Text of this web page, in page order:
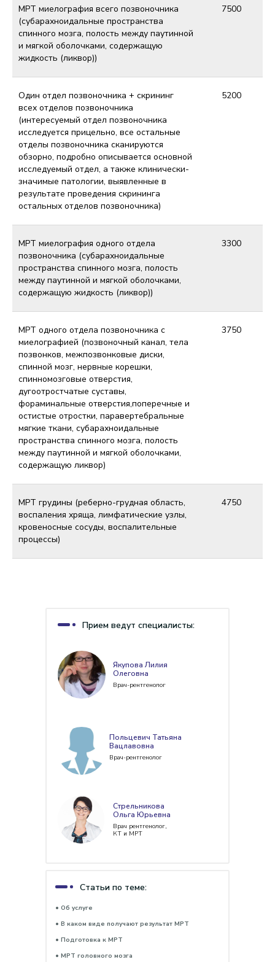
МРТ миелография всего позвоночника
(субарахноидальные пространства
спинного мозга, полость между паутинной
и мягкой оболочками, содержащую
жидкость (ликвор))
7500
Один отдел позвоночника + скрининг
всех отделов позвоночника
(интересуемый отдел позвоночника
исследуется прицельно, все остальные
отделы позвоночника сканируются
обзорно, подробно описывается основной
исследуемый отдел, а также клинически-
значимые патологии, выявленные в
результате проведения скрининга
остальных отделов позвоночника)
5200
МРТ миелография одного отдела
позвоночника (субарахноидальные
пространства спинного мозга, полость
между паутинной и мягкой оболочками,
содержащую жидкость (ликвор))
3300
МРТ одного отдела позвоночника с
миелографией (позвоночный канал, тела
позвонков, межпозвонковые диски,
спинной мозг, нервные корешки,
спинномозговые отверстия,
дугоотростчатые суставы,
фораминальные отверстия,поперечные и
остистые отростки, паравертебральные
мягкие ткани, субарахноидальные
пространства спинного мозга, полость
между паутинной и мягкой оболочками,
содержащую ликвор)
3750
МРТ грудины (реберно-грудная область,
воспаления хряща, лимфатические узлы,
кровеносные сосуды, воспалительные
процессы)
4750
Прием ведут специалисты:
Якупова Лилия
Олеговна
Врач-рентгенолог
Статьи по теме:
• В каком виде получают результат МРТ
• Подготовка к МРТ
Польцевич Татьяна
Вацлавовна
Врач-рентгенолог
• Об услуге
• МРТ головного мозга
Стрельникова
Ольга Юрьевна
Врач рентгенолог,
КТ и МРТ